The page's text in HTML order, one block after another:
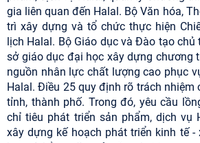
gia liên quan đến Halal. Bộ Văn hóa,
trì xây dựng và tổ chức thực hiện
lịch Halal. Bộ Giáo dục và Đào tạo
sở giáo dục đại học xây dựng chương
nguồn nhân lực chất lượng cao phục
Halal. Điều 25 quy định rõ trách nhiệm
tỉnh, thành phố. Trong đó, yêu cầu
chỉ tiêu phát triển sản phẩm, dịch vụ
xây dựng kế hoạch phát triển kinh tế -